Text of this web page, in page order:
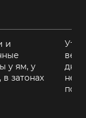
и
у ям, у
в затонах